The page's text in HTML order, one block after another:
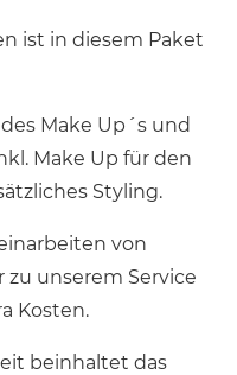
ist in diesem Paket
Make Up´s und
Make Up für den
Styling.
von
zu unserem Service
Kosten.
beinhaltet das